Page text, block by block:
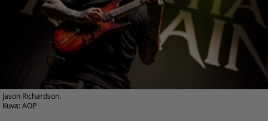
Jason Richardson.
Kuva: AOP